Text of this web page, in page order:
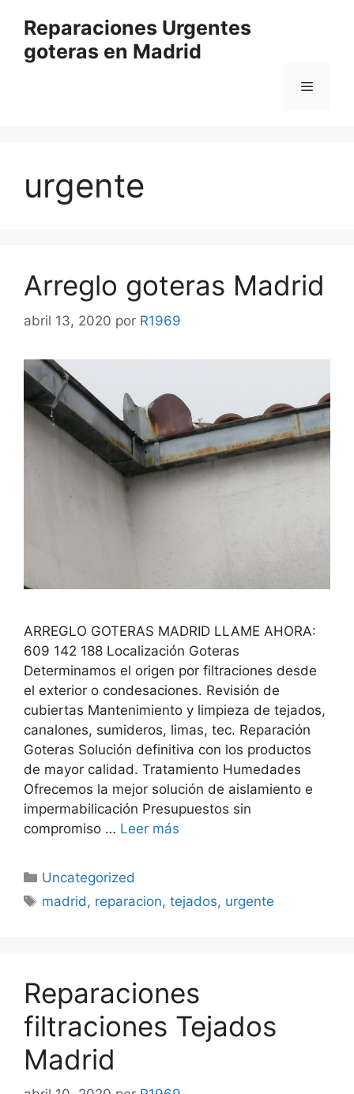
contenido
Reparaciones Urgentes
goteras en Madrid
urgente
Arreglo goteras Madrid
abril 13, 2020 por R1969
ARREGLO GOTERAS MADRID LLAME AHORA:
609 142 188 Localización Goteras
Determinamos el origen por filtraciones desde
el exterior o condesaciones. Revisión de
cubiertas Mantenimiento y limpieza de tejados,
canalones, sumideros, limas, tec. Reparación
Goteras Solución definitiva con los productos
de mayor calidad. Tratamiento Humedades
Ofrecemos la mejor solución de aislamiento e
impermabilicación Presupuestos sin
compromiso … Leer más
Categorías
Uncategorized
Etiquetas
madrid , reparacion,tejados, urgente
Reparaciones
filtraciones Tejados
Madrid